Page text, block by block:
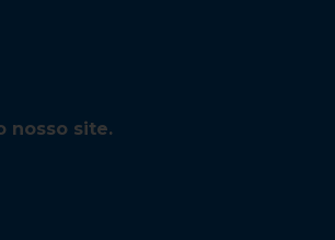
nosso site.